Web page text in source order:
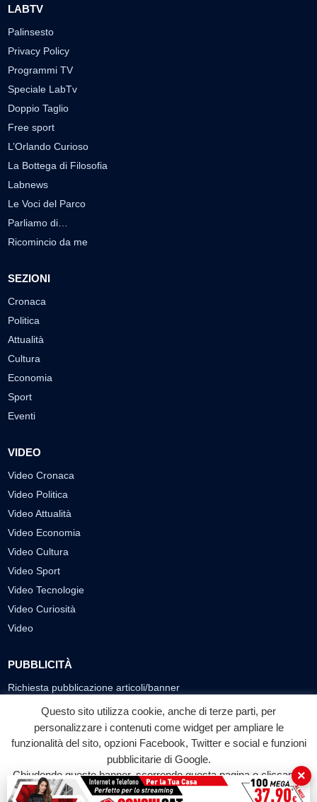
LABTV
Palinsesto
Privacy Policy
Programmi TV
Speciale LabTv
Doppio Taglio
Free sport
L’Orlando Curioso
La Bottega di Filosofia
Labnews
Le Voci del Parco
Parliamo di…
Ricomincio da me
SEZIONI
Cronaca
Politica
Attualità
Cultura
Economia
Sport
Eventi
VIDEO
Video Cronaca
Video Politica
Video Attualità
Video Economia
Video Cultura
Video Sport
Video Tecnologie
Video Curiosità
Video
PUBBLICITÀ
Richiesta pubblicazione articoli/banner
SEGUICI SUI SOCIAL
f
Facebook
◎ ▶
YouTube
Questo sito utilizza cookie, anche di terze parti, per
personalizzare i contenuti come widget per ampliare le
funzionalità del sito, opzioni Facebook, Twitter e social e funzioni
pubblicitarie di Google.
Chiudendo questo banner, scorrendo questa pagina o cliccando
su qualunque suo elemento acconsenti all'uso dei cookie.
×